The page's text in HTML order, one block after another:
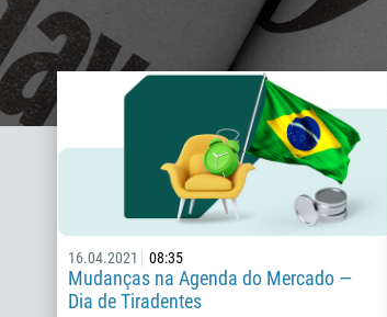
16.04.2021 08:35
Mudanças na Agenda do Mercado —
Dia de Tiradentes